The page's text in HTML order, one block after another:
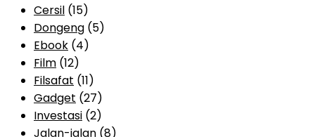
Cersil (15)
Dongeng (5)
Ebook (4)
Film (12)
Filsafat (11)
Gadget (27)
Investasi (2)
Jalan-jalan (8)